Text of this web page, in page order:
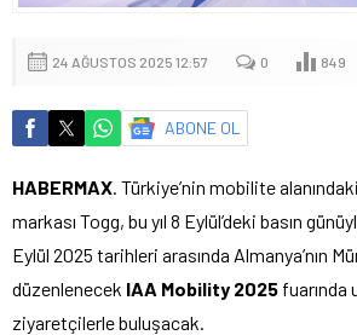
24 AĞUSTOS 2025 12:57 0 849
ABONE OL
HABERMAX . Türkiye’nin mobilite
markası Togg, bu yıl 8 Eylül’deki basın
Eylül 2025 tarihleri arasında Almanya’nın
düzenlenecek IAA Mobility 2025 fuarında
ziyaretçilerle buluşacak.